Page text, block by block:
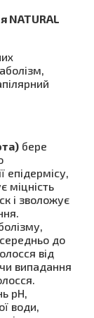
NATURAL
бере
епідермісу,
міцність
і зволожує
до
від
випадання
рН,
води,